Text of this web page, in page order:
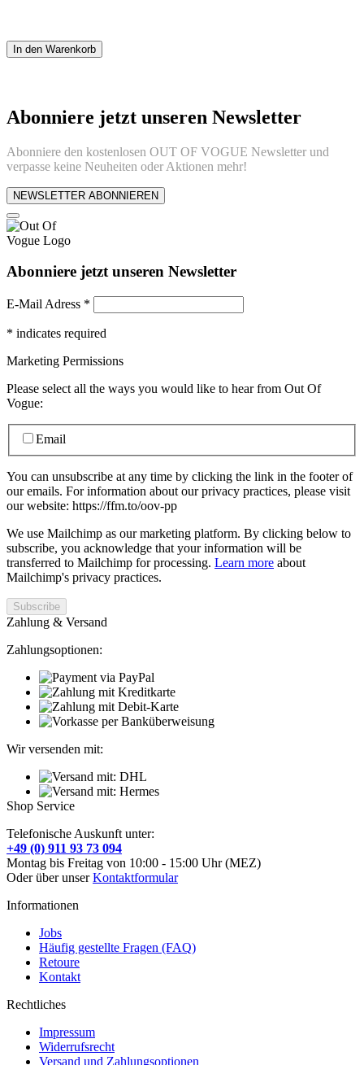
In den Warenkorb
Abonniere jetzt unseren Newsletter
Abonniere den kostenlosen OUT OF VOGUE Newsletter und
verpasse keine Neuheiten oder Aktionen mehr!
NEWSLETTER ABONNIEREN
Abonniere jetzt unseren Newsletter
E-Mail Adress *
* indicates required
Marketing Permissions
Please select all the ways you would like to hear from Out Of
Vogue:
Email
You can unsubscribe at any time by clicking the link in the footer of
our emails. For information about our privacy practices, please visit
our website: https://ffm.to/oov-pp
We use Mailchimp as our marketing platform. By clicking below to
subscribe, you acknowledge that your information will be
transferred to Mailchimp for processing. Learn more about
Mailchimp's privacy practices.
Zahlung & Versand
Zahlungsoptionen:
Wir versenden mit:
Shop Service
Telefonische Auskunft unter:
+49 (0) 911 93 73 094
Montag bis Freitag von 10:00 - 15:00 Uhr (MEZ)
Oder über unserKontaktformular
Informationen
Jobs
Häufig gestellte Fragen (FAQ)
Retoure
Kontakt
Rechtliches
Impressum
Widerrufsrecht
Versand und Zahlungsoptionen